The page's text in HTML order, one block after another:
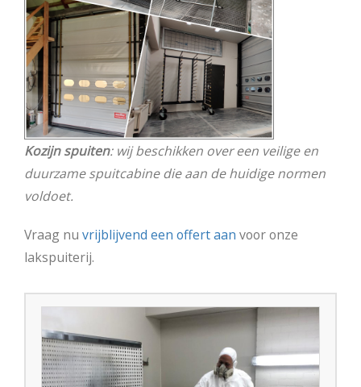
Kozijn spuiten: wij beschikken over een veilige en
duurzame spuitcabine die aan de huidige normen
voldoet.
Vraag nu vrijblijvend een offert aan voor onze
lakspuiterij.